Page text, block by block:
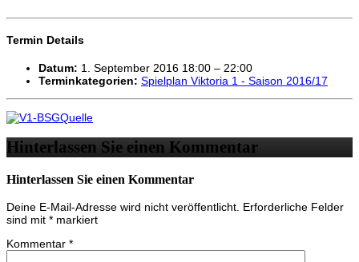
Termin Details
Datum: 1. September 2016 18:00 – 22:00
Terminkategorien: Spielplan Viktoria 1 - Saison 2016/17
Hinterlassen Sie einen Kommentar
Hinterlassen Sie einen Kommentar
Deine E-Mail-Adresse wird nicht veröffentlicht. Erforderliche Felder
sind mit * markiert
Kommentar *